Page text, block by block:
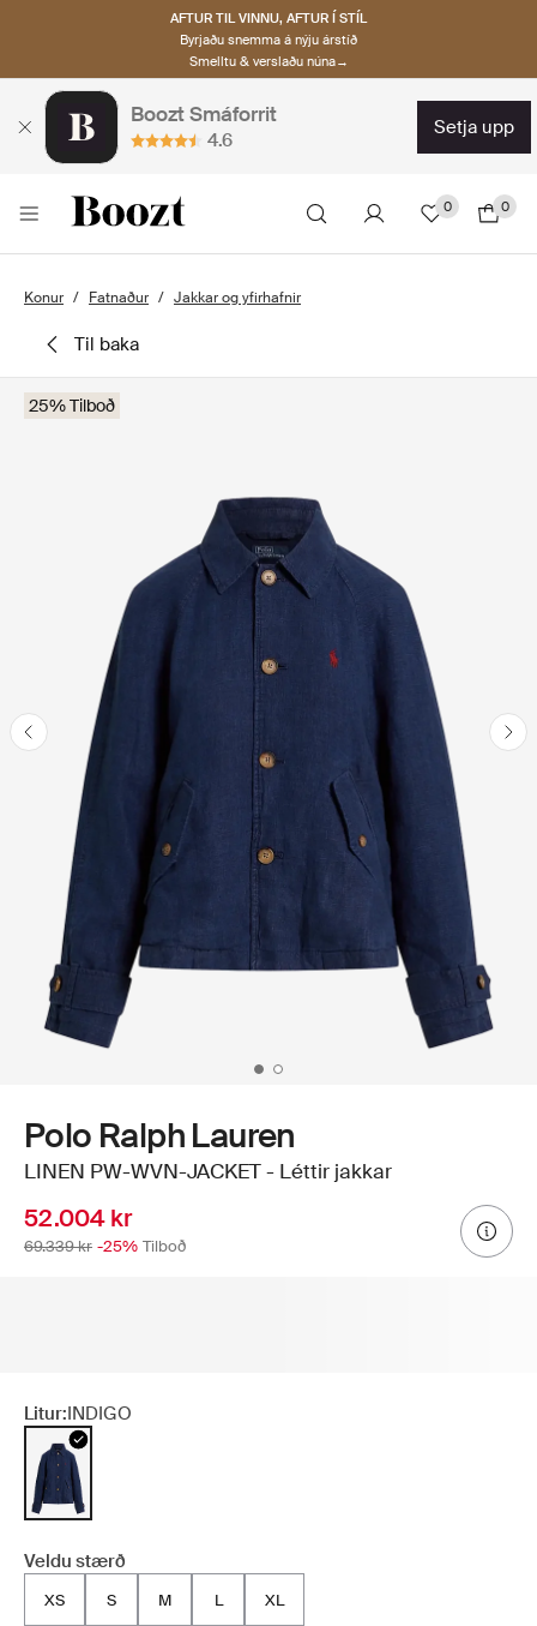
AFTUR TIL VINNU, AFTUR Í STÍL
Byrjaðu snemma á nýju árstíð
Smelltu & verslaðu núna→
Boozt Smáforrit
4.6
setja upp
0 0
Konur Fatnaður Jakkar og yfirhafnir
til baka
25% Tilboð
Polo Ralph Lauren
LINEN PW-WVN-JACKET - Léttir jakkar
52.004 kr
69.339 kr -25% Tilboð
Litur:INDIGO
Veldu stærð
XS S M L XL